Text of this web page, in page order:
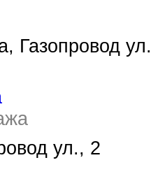
Газопровод
ул., 2